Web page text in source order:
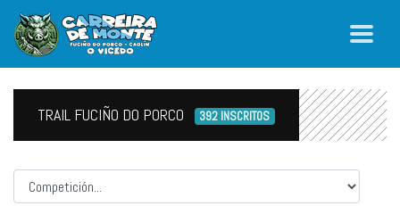
TRAIL FUCIÑO DO PORCO 392 INSCRITOS
Competicion